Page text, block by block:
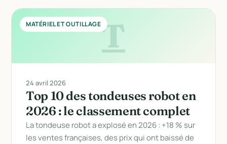
T
MATÉRIEL ET OUTILLAGE
24 avril 2026
Top 10 des tondeuses robot en
2026 : le classement complet
La tondeuse robot a explosé en 2026 : +18 % sur
les ventes françaises, des prix qui ont baissé de